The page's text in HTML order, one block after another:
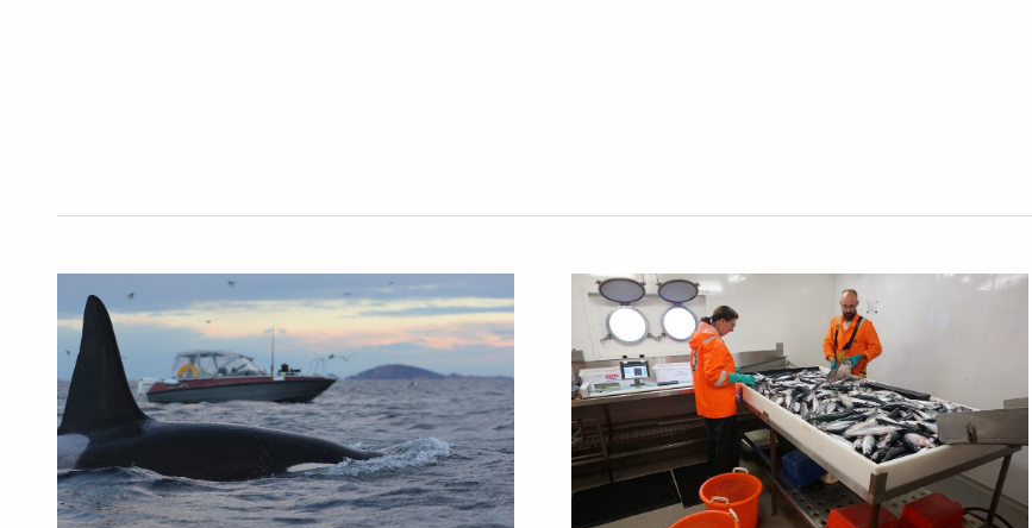
Fremhevede
artikler